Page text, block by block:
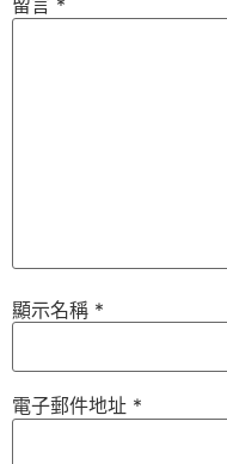
留言 *
顯示名稱 *
電子郵件地址 *